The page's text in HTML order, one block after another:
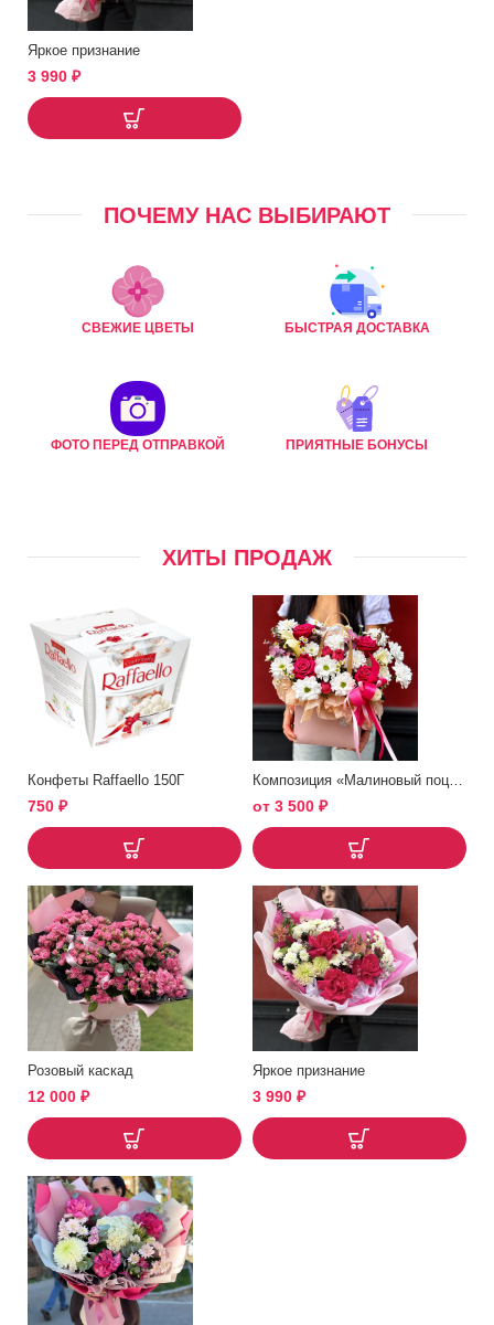
Яркое признание
3 990 ₽
ПОЧЕМУ НАС ВЫБИРАЮТ
СВЕЖИЕ ЦВЕТЫ БЫСТРАЯ ДОСТАВКА
ФОТО ПЕРЕД ОТПРАВКОЙ ПРИЯТНЫЕ БОНУСЫ
ХИТЫ ПРОДАЖ
Конфеты Raffaello 150Г
750 ₽ от 3 500 ₽
Розовый каскад
12 000 ₽
Яркое признание
3 990 ₽